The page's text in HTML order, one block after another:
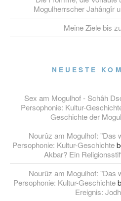
Mogulherrscher Jahângîr
Meine Ziele bis
NEUESTE
Sex am Mogulhof - Schâh
Persophonie: Kultur-
Geschichte der
Nourûz am Mogulhof: "Das
Persophonie: Kultur-Geschichte
Akbar? Ein
Nourûz am Mogulhof: "Das
Persophonie: Kultur-Geschichte
Ereignis: